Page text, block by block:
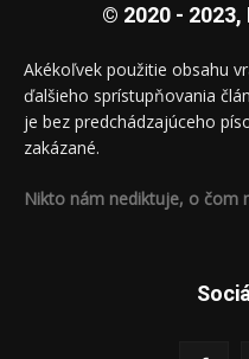
© 2020 - 2023,
Akékoľvek použitie obsahu
ďalšieho sprístupňovania
je bez predchádzajúceho
zakázané.
Nikto nám nediktuje, o čom